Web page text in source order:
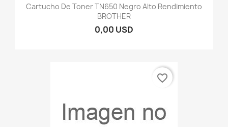
Cartucho De Toner TN650 Negro Alto Rendimiento
BROTHER
0,00 USD
favorite_border